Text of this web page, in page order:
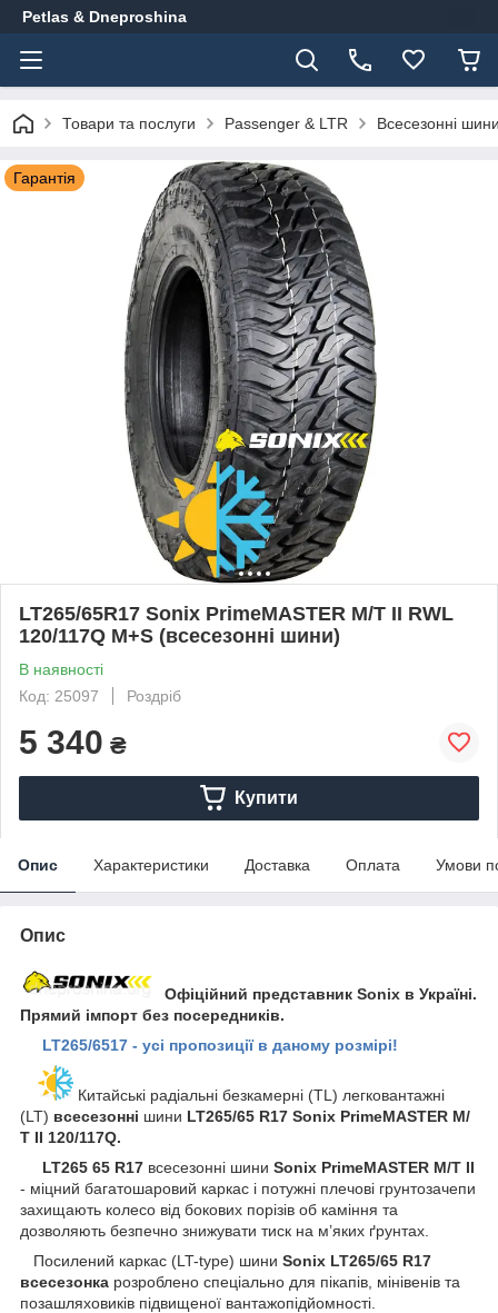
Petlas & Dneproshina
Товари та послуги Passenger & LTR Всесезонні
Гарантія
LT265/65R17 Sonix PrimeMASTER M/Т II RWL
120/117Q M+S (всесезонні шини)
В наявності
Код: 25097
Роздріб
5 340 ₴
Купити
Опис Характеристики Доставка Оплата Умови
Опис
Офіційний представник Sonix в Україні.
Прямий імпорт без посередників.
LT265/6517 - усі пропозиції в даному розмірі!
Китайські радіальні безкамерні (TL) легковантажні
(LT) всесезонні шини LT265/65 R17 Sonix PrimeMASTER M/
Т II 120/117Q.
LT265 65 R17 всесезонні шини Sonix PrimeMASTER M/Т II
- міцний багатошаровий каркас і потужні плечові грунтозачепи
захищають колесо від бокових порізів об каміння та
дозволяють безпечно знижувати тиск на м’яких ґрунтах.
Посилений каркас (LT-type) шини Sonix LT265/65 R17
всесезонка розроблено спеціально для пікапів, мінівенів та
позашляховиків підвищеної вантажопідйомності.